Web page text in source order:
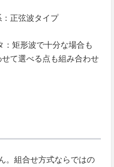
正弦波タイプ
：矩形波で十分な場合も
て選べる点も組み合わせ
。組合せ方式ならではの